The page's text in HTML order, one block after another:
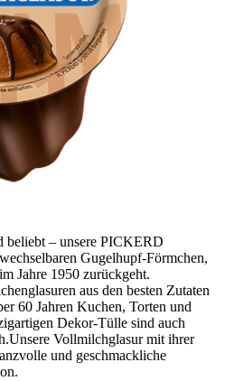
beliebt – unsere PICKERD
Gugelhupf-Förmchen,
Jahre 1950 zurückgeht.
aus den besten Zutaten
60 Jahren Kuchen, Torten und
Dekor-Tülle sind auch
Vollmilchglasur mit ihrer
und geschmackliche